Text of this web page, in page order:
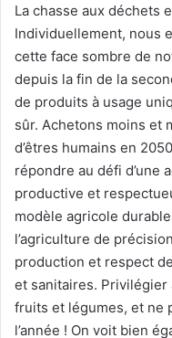
La chasse aux déchets
Individuellement, nous
cette face sombre de
depuis la fin de la
de produits à usage
sûr. Achetons moins et
d’êtres humains en
répondre au défi d’une
productive et
modèle agricole
l’agriculture de
production et respect
et sanitaires. Privilégier
fruits et légumes, et ne
l’année ! On voit bien